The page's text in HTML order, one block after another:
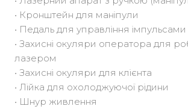
• Кронштейн для маніпули
• Педаль для управління імпульсами
• Захисні окуляри оператора для
лазером
• Захисні окуляри для клієнта
• Лійка для охолоджуючої рідини
• Шнур живлення